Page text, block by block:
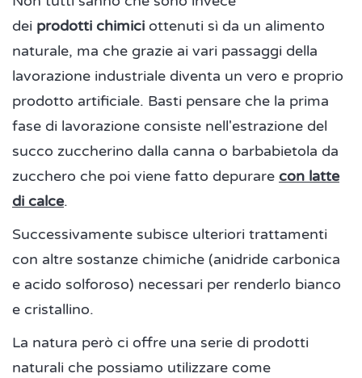
dei prodotti chimici ottenuti sì da un alimento
naturale, ma che grazie ai vari passaggi della
lavorazione industriale diventa un vero e proprio
prodotto artificiale. Basti pensare che la prima
fase di lavorazione consiste nell'estrazione del
succo zuccherino dalla canna o barbabietola da
zucchero che poi viene fatto depurare con latte
di calce.
Successivamente subisce ulteriori trattamenti
con altre sostanze chimiche (anidride carbonica
e acido solforoso) necessari per renderlo bianco
e cristallino.
La natura però ci offre una serie di prodotti
naturali che possiamo utilizzare come